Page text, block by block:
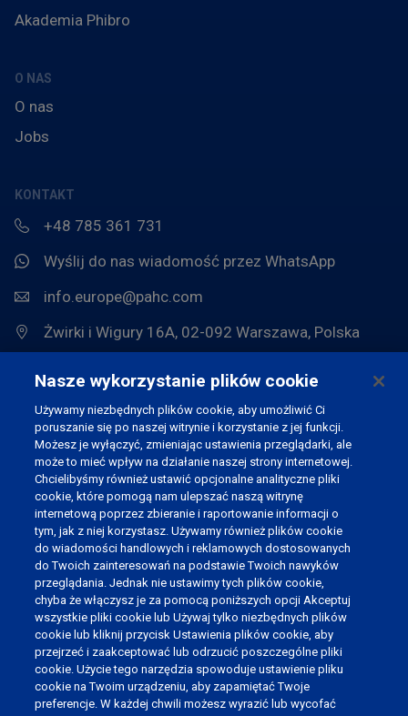
Akademia Phibro
O NAS
O nas
Jobs
KONTAKT
+48 785 361 731
Wyślij do nas wiadomość przez WhatsApp
info.europe@pahc.com
Żwirki i Wigury 16A, 02-092 Warszawa, Polska
DOŁĄCZ DO NASZEJ SPOŁECZNOŚCI
WYBIERZ JĘZYK
Polski
Nederlands
English (UK)
Nasze wykorzystanie plików cookie
Używamy niezbędnych plików cookie, aby umożliwić Ci
poruszanie się po naszej witrynie i korzystanie z jej funkcji.
Możesz je wyłączyć, zmieniając ustawienia przeglądarki, ale
może to mieć wpływ na działanie naszej strony internetowej.
Chcielibyśmy również ustawić opcjonalne analityczne pliki
cookie, które pomogą nam ulepszać naszą witrynę
internetową poprzez zbieranie i raportowanie informacji o
tym, jak z niej korzystasz. Używamy również plików cookie
do wiadomości handlowych i reklamowych dostosowanych
do Twoich zainteresowań na podstawie Twoich nawyków
przeglądania. Jednak nie ustawimy tych plików cookie,
chyba że włączysz je za pomocą poniższych opcji Akceptuj
wszystkie pliki cookie lub Używaj tylko niezbędnych plików
cookie lub kliknij przycisk Ustawienia plików cookie, aby
przejrzeć i zaakceptować lub odrzucić poszczególne pliki
cookie. Użycie tego narzędzia spowoduje ustawienie pliku
cookie na Twoim urządzeniu, aby zapamiętać Twoje
preferencje. W każdej chwili możesz wyrazić lub wycofać